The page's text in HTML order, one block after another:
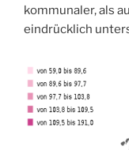
kommunaler, als
eindrücklich